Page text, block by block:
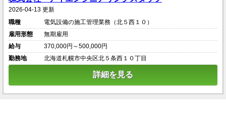
2026-04-13 更新
職種
電気設備の施工管理業務（北５西１０）
雇用形態
無期雇用
給与
370,000円～500,000円
勤務地
北海道札幌市中央区北５条西１０丁目
詳細を見る